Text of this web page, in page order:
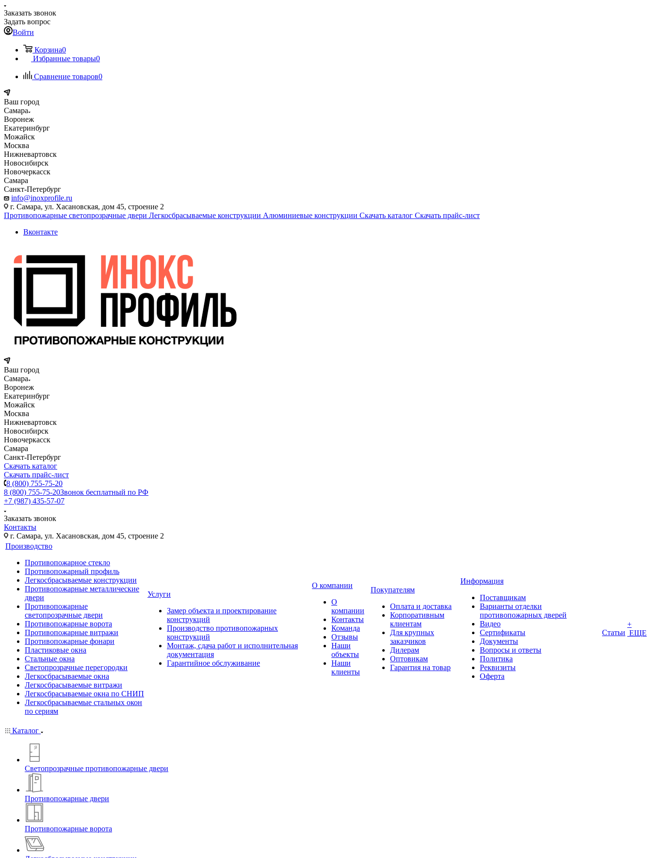
Заказать звонок
Задать вопрос
Войти
Корзина0
Избранные товары0
Сравнение товаров0
Ваш город
Самара
Воронеж
Екатеринбург
Можайск
Москва
Нижневартовск
Новосибирск
Новочеркасск
Самара
Санкт-Петербург
info@inoxprofile.ru
г. Самара, ул. Хасановская, дом 45, строение 2
Противопожарные светопрозрачные двери Легкосбрасываемые конструкции Алюминиевые конструкции Скачать каталог Скачать прайс-лист
Вконтакте
Ваш город
Самара
Воронеж
Екатеринбург
Можайск
Москва
Нижневартовск
Новосибирск
Новочеркасск
Самара
Санкт-Петербург
Скачать каталог
Скачать прайс-лист
8 (800) 755-75-20
8 (800) 755-75-20Звонок бесплатный по РФ
+7 (987) 435-57-07
Заказать звонок
Контакты
г. Самара, ул. Хасановская, дом 45, строение 2
Производство
Противопожарное стекло
Противопожарный профиль
Легкосбрасываемые конструкции
Противопожарные металлические
двери
Противопожарные
светопрозрачные двери
Противопожарные ворота
Противопожарные витражи
Противопожарные фонари
Пластиковые окна
Стальные окна
Светопрозрачные перегородки
Легкосбрасываемые окна
Легкосбрасываемые витражи
Легкосбрасываемые окна по СНИП
Легкосбрасываемые стальных окон
по сериям
Услуги
Замер объекта и проектирование
конструкций
Производство противопожарных
конструкций
Монтаж, сдача работ и исполнительная
документация
Гарантийное обслуживание
О компании
О
компании
Контакты
Команда
Отзывы
Наши
объекты
Наши
клиенты
Покупателям
Оплата и доставка
Корпоративным
клиентам
Для крупных
заказчиков
Дилерам
Оптовикам
Гарантия на товар
Информация
Поставщикам
Варианты отделки
противопожарных дверей
Видео
Сертификаты
Документы
Вопросы и ответы
Политика
Реквизиты
Оферта
Статьи
+
ЕЩЕ
Каталог
Светопрозрачные противопожарные двери
Противопожарные двери
Противопожарные ворота